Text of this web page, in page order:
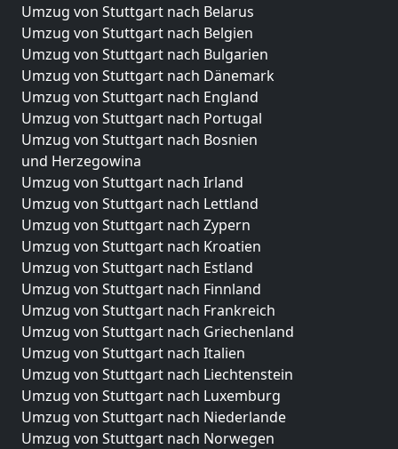
Umzug von Stuttgart nach Belarus
Umzug von Stuttgart nach Belgien
Umzug von Stuttgart nach Bulgarien
Umzug von Stuttgart nach Dänemark
Umzug von Stuttgart nach England
Umzug von Stuttgart nach Portugal
Umzug von Stuttgart nach Bosnien
und Herzegowina
Umzug von Stuttgart nach Irland
Umzug von Stuttgart nach Lettland
Umzug von Stuttgart nach Zypern
Umzug von Stuttgart nach Kroatien
Umzug von Stuttgart nach Estland
Umzug von Stuttgart nach Finnland
Umzug von Stuttgart nach Frankreich
Umzug von Stuttgart nach Griechenland
Umzug von Stuttgart nach Italien
Umzug von Stuttgart nach Liechtenstein
Umzug von Stuttgart nach Luxemburg
Umzug von Stuttgart nach Niederlande
Umzug von Stuttgart nach Norwegen